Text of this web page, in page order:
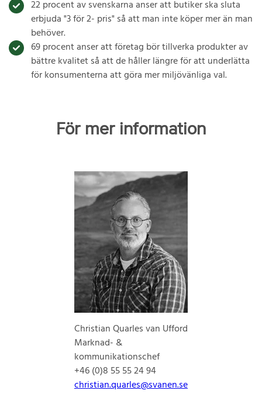
22 procent av svenskarna anser att butiker ska sluta
erbjuda "3 för 2- pris" så att man inte köper mer än man
behöver.
69 procent anser att företag bör tillverka produkter av
bättre kvalitet så att de håller längre för att underlätta
för konsumenterna att göra mer miljövänliga val.
För mer information
Christian Quarles van Ufford
Marknad- &
kommunikationschef
+46 (0)8 55 55 24 94
christian.quarles@svanen.se